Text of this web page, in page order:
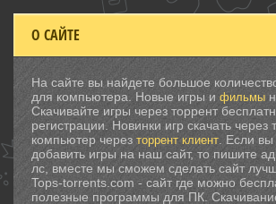
О САЙТЕ
На сайте вы найдете большое
для компьютера. Новые игры и фильмы
Скачивайте игры через торрент
регистрации. Новинки игр скачать через
компьютер через торрент клиент . Если
добавить игры на наш сайт, то пишите
лс, вместе мы сможем сделать сайт
Tops-torrents.com - сайт где можно
полезные программы для ПК.